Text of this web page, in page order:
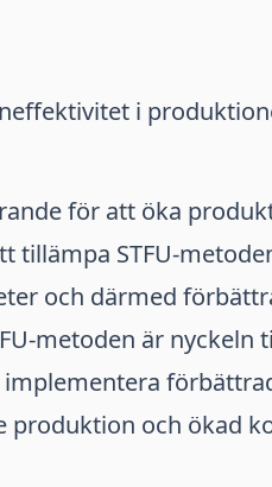
i
för att öka
tillämpa STFU-
och därmed
metoden är nyckeln
produktion och ökad